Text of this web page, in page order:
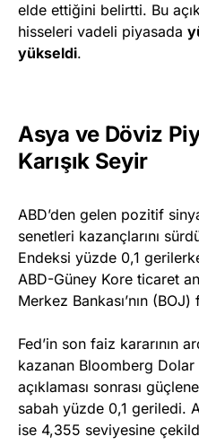
elde ettiğini belirtti. Bu
hisseleri vadeli piyasada
yükseldi.
Asya ve Döviz
Karışık Seyir
ABD’den gelen pozitif
senetleri kazançlarını
Endeksi yüzde 0,1
ABD-Güney Kore ticaret
Merkez Bankası’nın
Fed’in son faiz kararının
kazanan Bloomberg Dolar
açıklaması sonrası
sabah yüzde 0,1 geriledi.
ise 4,355 seviyesine